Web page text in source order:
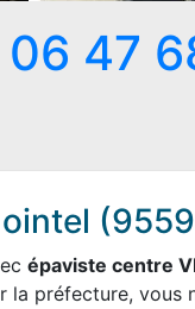
06 47
épaviste centre
la préfecture, vous